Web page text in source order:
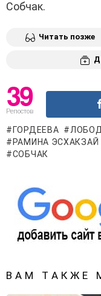
Собчак.
Читать позже
39
Репостов
ГОРДЕЕВА
РАМИНА ЭСХАКЗАЙ
СОБЧАК
ВАМ ТАКЖЕ